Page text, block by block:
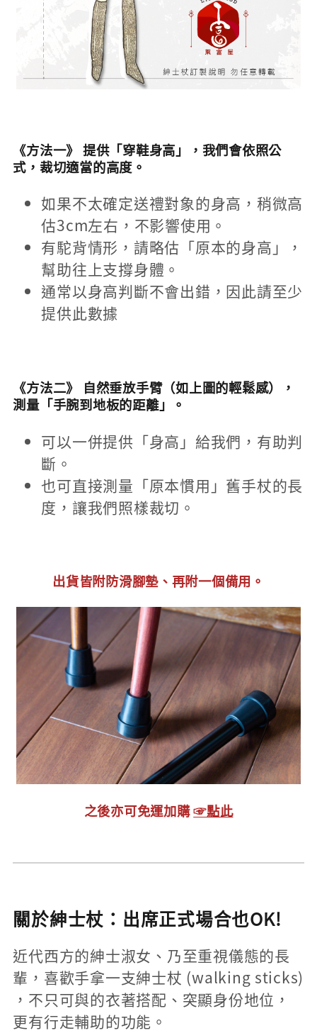
《方法一》 提供「穿鞋身高」，我們會依照公
式，裁切適當的高度。
如果不太確定送禮對象的身高，稍微高
估3cm左右，不影響使用。
有駝背情形，請略估「原本的身高」，
幫助往上支撐身體。
通常以身高判斷不會出錯，因此請至少
提供此數據
《方法二》 自然垂放手臂（如上圖的輕鬆感），
測量「手腕到地板的距離」。
可以一併提供「身高」給我們，有助判
斷。
也可直接測量「原本慣用」舊手杖的長
度，讓我們照樣裁切。
出貨皆附防滑腳墊、再附一個備用。
之後亦可免運加購☞點此
關於紳士杖：出席正式場合也OK!
近代西方的紳士淑女、乃至重視儀態的長
輩，喜歡手拿一支紳士杖 (walking sticks)
，不只可與的衣著搭配、突顯身份地位，
更有行走輔助的功能。